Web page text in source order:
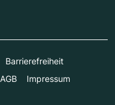
Barrierefreiheit
AGB Impressum